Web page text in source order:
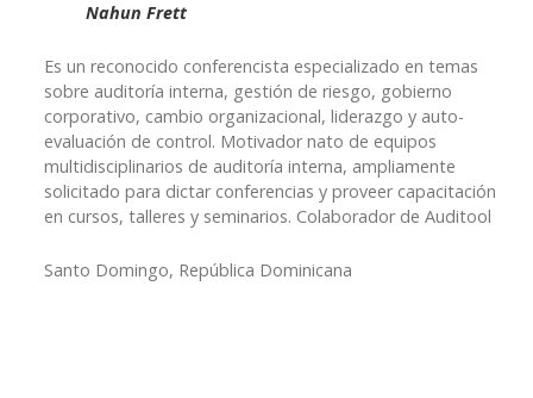
Nahun Frett
Es un reconocido conferencista especializado en temas
sobre auditoría interna, gestión de riesgo, gobierno
corporativo, cambio organizacional, liderazgo y auto-
evaluación de control. Motivador nato de equipos
multidisciplinarios de auditoría interna, ampliamente
solicitado para dictar conferencias y proveer capacitación
en cursos, talleres y seminarios. Colaborador de Auditool
Santo Domingo, República Dominicana